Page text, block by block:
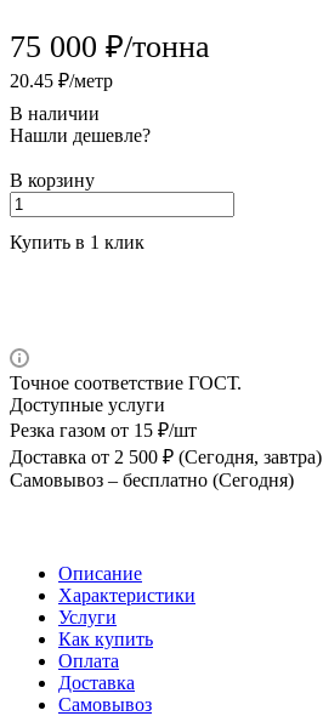
75 000 ₽/тонна
20.45 ₽/метр
В наличии
Нашли дешевле?
В корзину
Купить в 1 клик
Точное соответствие ГОСТ.
Доступные услуги
Резка газом от 15 ₽/шт
Доставка от 2 500 ₽ (Сегодня, завтра)
Самовывоз – бесплатно (Сегодня)
Описание
Характеристики
Услуги
Как купить
Оплата
Доставка
Самовывоз